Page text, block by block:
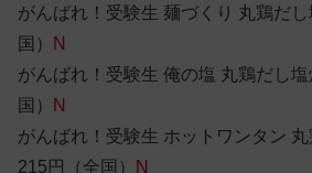
がんばれ！受験生 麺づくり 丸鶏だ
国）
N
がんばれ！受験生 俺の塩 丸鶏だし
国）
N
がんばれ！受験生 ホットワンタン
215円（全国）
N